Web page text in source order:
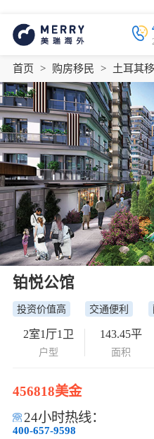
首页 > 购房移民 > 土耳其
铂悦公馆
投资价值高 交通便利
2室1厅1卫
户型
143.45平
面积
456818美金
24小时热线：
400-657-9598